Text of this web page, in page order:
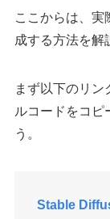
ここからは、実
成する方法を解
まず以下のリ
ルコードをコピ
う。
Stable